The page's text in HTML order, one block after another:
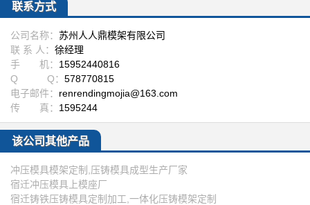
联系方式
公司名称： 苏州人人鼎模架有限公司
联 系 人： 徐经理
手 机： 15952440816
Q Q： 578770815
电子邮件： renrendingmojia@163.com
传 真： 1595244
该公司其他产品
冲压模具模架定制,压铸模具成型生产厂家
宿迁冲压模具上模座厂
宿迁铸铁压铸模具定制加工,一体化压铸模架定制